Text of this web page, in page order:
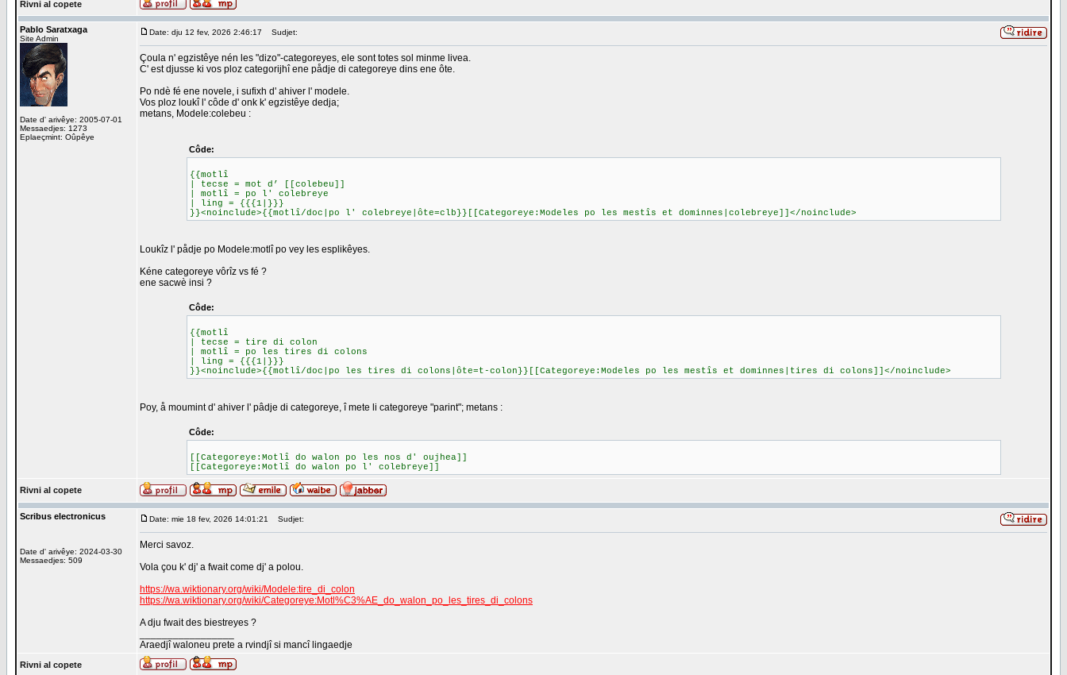
Rivni al copete
Pablo Saratxaga
Site Admin
Date d' arivêye: 2005-07-01
Messaedjes: 1273
Eplaeçmint: Oûpêye
Date: dju 12 fev, 2026 2:46:17 Sudjet:
Çoula n' egzistêye nén les "dizo"-categoreyes, ele sont totes sol minme livea.
C' est djusse ki vos ploz categorijhî ene pådje di categoreye dins ene ôte.
Po ndè fé ene novele, i sufixh d' ahiver l' modele.
Vos ploz loukî l' côde d' onk k' egzistêye dedja;
metans, Modele:colebeu :
Côde:
{{motlî
| tecse = mot d’ [[colebeu]]
| motlî = po l' colebreye
| ling = {{{1|}}}
}}<noinclude>{{motlî/doc|po l' colebreye|ôte=clb}}[[Categoreye:Modeles po les mestîs et dominnes|colebreye]]</noinclude>
Loukîz l' pådje po Modele:motlî po vey les esplikêyes.
Kéne categoreye vôrîz vs fé ?
ene sacwè insi ?
Côde:
{{motlî
| tecse = tire di colon
| motlî = po les tires di colons
| ling = {{{1|}}}
}}<noinclude>{{motlî/doc|po les tires di colons|ôte=t-colon}}[[Categoreye:Modeles po les mestîs et dominnes|tires di colons]]</noinclude>
Poy, å moumint d' ahiver l' pâdje di categoreye, î mete li categoreye "parint"; metans :
Côde:
[[Categoreye:Motlî do walon po les nos d' oujhea]]
[[Categoreye:Motlî do walon po l' colebreye]]
Rivni al copete
Scribus electronicus
Date d' arivêye: 2024-03-30
Messaedjes: 509
Date: mie 18 fev, 2026 14:01:21 Sudjet:
Merci savoz.
Vola çou k' dj' a fwait come dj' a polou.
https://wa.wiktionary.org/wiki/Modele:tire_di_colon
https://wa.wiktionary.org/wiki/Categoreye:Motl%C3%AE_do_walon_po_les_tires_di_colons
A dju fwait des biestreyes ?
Araedjî waloneu prete a rvindjî si mancî lingaedje
Rivni al copete